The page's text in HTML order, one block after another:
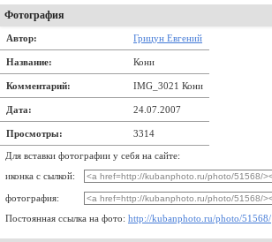
Фотография
Автор: Грицун Евгений
Название: Кони
Комментарий: IMG_3021 Кони
Дата: 24.07.2007
Просмотры: 3314
Для вставки фотографии у себя на сайте:
иконка с сылкой:
фотография:
Постоянная ссылка на фото: http://kubanphoto.ru/photo/51568/